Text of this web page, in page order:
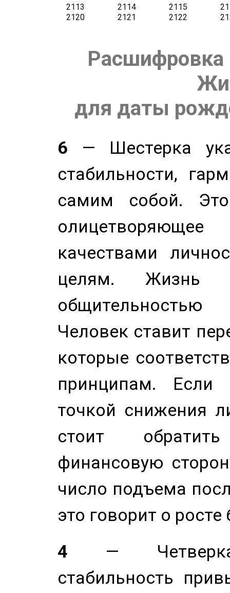
Расшифровка
для даты
6 — Шестерка
стабильности,
самим собой.
качествами
целям. Жизнь
Человек ставит
которые
принципам. Если
точкой снижения
стоит
финансовую
число подъема
это говорит о
4 — Четверка
стабильность